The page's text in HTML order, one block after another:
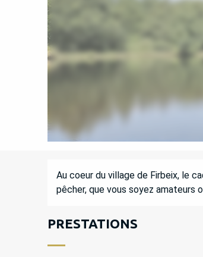
Au coeur du village de Firbeix, le
pêcher, que vous soyez amateurs
PRESTATIONS